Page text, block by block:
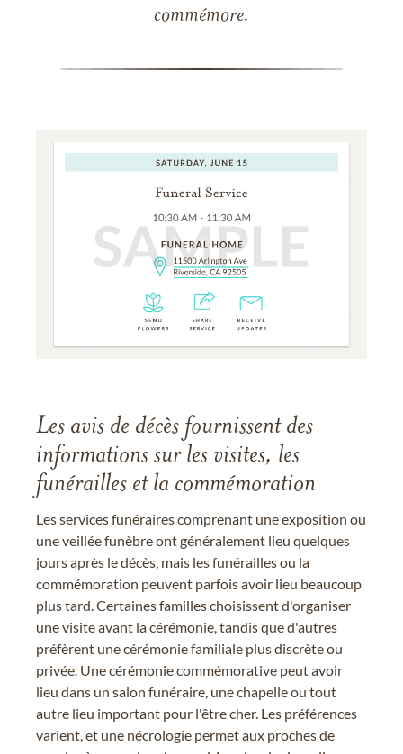
commémore.
Les avis de décès fournissent des
informations sur les visites, les
funérailles et la commémoration
Les services funéraires comprenant une exposition ou
une veillée funèbre ont généralement lieu quelques
jours après le décès, mais les funérailles ou la
commémoration peuvent parfois avoir lieu beaucoup
plus tard. Certaines familles choisissent d'organiser
une visite avant la cérémonie, tandis que d'autres
préfèrent une cérémonie familiale plus discrète ou
privée. Une cérémonie commémorative peut avoir
lieu dans un salon funéraire, une chapelle ou tout
autre lieu important pour l'être cher. Les préférences
varient, et une nécrologie permet aux proches de